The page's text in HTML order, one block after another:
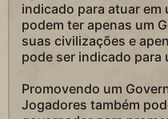
indicado para atuar em
podem ter apenas um
suas civilizações e
pode ser indicado para
Promovendo um
Jogadores também